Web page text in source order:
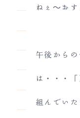
ねぇ～お
午後から
は・・・
組んでいた